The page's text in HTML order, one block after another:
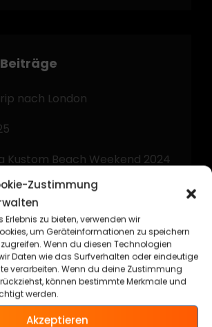
Zustimmung
zu bieten, verwenden wir
um Geräteinformationen zu speichern
Wenn du diesen Technologien
Daten wie das Surfverhalten oder eindeutige
verarbeiten. Wenn du deine Zustimmung
können bestimmte Merkmale und
werden.
Akzeptieren
nach London
Kustom Beach Weekend 2024
nach Amsterdam
Kassel 2024